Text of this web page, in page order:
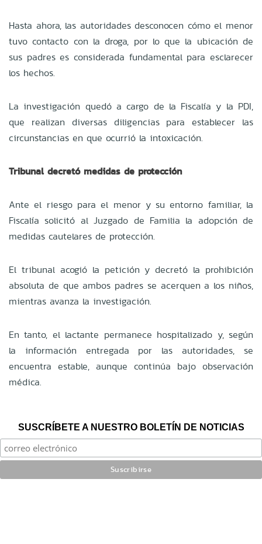
Hasta ahora, las autoridades desconocen cómo el menor
tuvo contacto con la droga, por lo que la ubicación de
sus padres es considerada fundamental para esclarecer
los hechos.
La investigación quedó a cargo de la Fiscalía y la PDI,
que realizan diversas diligencias para establecer las
circunstancias en que ocurrió la intoxicación.
Tribunal decretó medidas de protección
Ante el riesgo para el menor y su entorno familiar, la
Fiscalía solicitó al Juzgado de Familia la adopción de
medidas cautelares de protección.
El tribunal acogió la petición y decretó la prohibición
absoluta de que ambos padres se acerquen a los niños,
mientras avanza la investigación.
En tanto, el lactante permanece hospitalizado y, según
la información entregada por las autoridades, se
encuentra estable, aunque continúa bajo observación
médica.
SUSCRÍBETE A NUESTRO BOLETÍN DE NOTICIAS